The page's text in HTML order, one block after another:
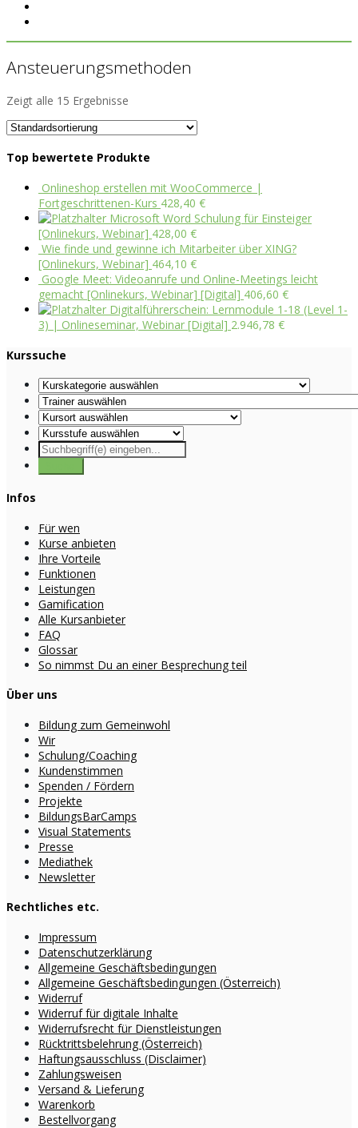
Ansteuerungsmethoden
Zeigt alle 15 Ergebnisse
Top bewertete Produkte
Onlineshop erstellen mit WooCommerce |
Fortgeschrittenen-Kurs 428,40 €
Microsoft Word Schulung für Einsteiger
[Onlinekurs, Webinar] 428,00 €
Wie finde und gewinne ich Mitarbeiter über XING?
[Onlinekurs, Webinar] 464,10 €
Google Meet: Videoanrufe und Online-Meetings leicht
gemacht [Onlinekurs, Webinar] [Digital] 406,60 €
Digitalführerschein: Lernmodule 1-18 (Level 1-
3) | Onlineseminar, Webinar [Digital] 2.946,78 €
Kurssuche
Infos
Für wen
Kurse anbieten
Ihre Vorteile
Funktionen
Leistungen
Gamification
Alle Kursanbieter
FAQ
Glossar
So nimmst Du an einer Besprechung teil
Über uns
Bildung zum Gemeinwohl
Wir
Schulung/Coaching
Kundenstimmen
Spenden / Fördern
Projekte
BildungsBarCamps
Visual Statements
Presse
Mediathek
Newsletter
Rechtliches etc.
Impressum
Datenschutzerklärung
Allgemeine Geschäftsbedingungen
Allgemeine Geschäftsbedingungen (Österreich)
Widerruf
Widerruf für digitale Inhalte
Widerrufsrecht für Dienstleistungen
Rücktrittsbelehrung (Österreich)
Haftungsausschluss (Disclaimer)
Zahlungsweisen
Versand & Lieferung
Warenkorb
Bestellvorgang